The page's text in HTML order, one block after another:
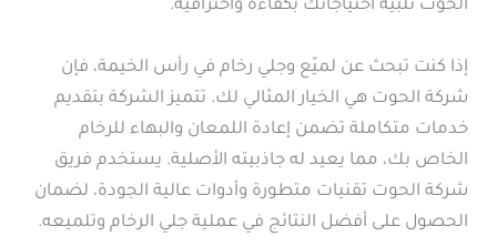
الحوت تلبية احتياجاتك بكفاءة واحترافية.
إذا كنت تبحث عن لميّع وجلي رخام في رأس الخيمة، فإن
شركة الحوت هي الخيار المثالي لك. تتميز الشركة بتقديم
خدمات متكاملة تضمن إعادة اللمعان والبهاء للرخام
الخاص بك، مما يعيد له جاذبيته الأصلية. يستخدم فريق
شركة الحوت تقنيات متطورة وأدوات عالية الجودة، لضمان
الحصول على أفضل النتائج في عملية جلي الرخام وتلميعه.